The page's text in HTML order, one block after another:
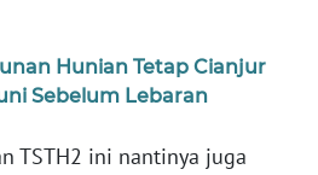
Hunian Tetap Cianjur
Sebelum Lebaran
TSTH2 ini nantinya juga